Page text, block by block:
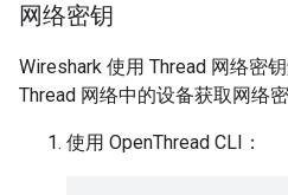
网络密钥
Wireshark 使用 Thread 网络密
Thread 网络中的设备获取网络
使用 OpenThread CLI：